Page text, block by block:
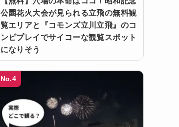
公園花火大会が見られる立飛の無料観
覧エリアと『コモンズ立川立飛』のコ
ンビプレイでサイコーな観覧スポット
になりそう
No.4